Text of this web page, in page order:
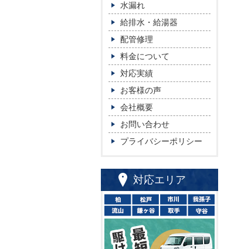
水漏れ
給排水・給湯器
配管修理
料金について
対応実績
お客様の声
会社概要
お問い合わせ
プライバシーポリシー
対応エリア